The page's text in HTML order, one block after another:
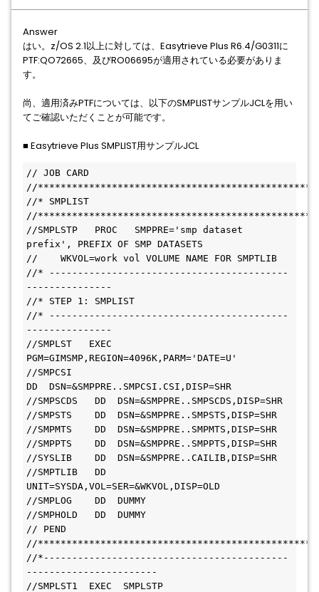
Answer
はい。z/OS 2.1以上に対しては、Easytrieve Plus R6.4/G0311に
PTF:QO72665、及びRO06695が適用されている必要がありま
す。
尚、適用済みPTFについては、以下のSMPLISTサンプルJCLを用い
てご確認いただくことが可能です。
■ Easytrieve Plus SMPLIST用サンプルJCL
// JOB CARD
//
//* SMPLIST
//
//SMPLSTP   PROC   SMPPRE='smp dataset
prefix', PREFIX OF SMP DATASETS
//    WKVOL=work vol VOLUME NAME FOR SMPTLIB
//* ------------------------------------------
---------------
//* STEP 1: SMPLIST
//* ------------------------------------------
---------------
//SMPLST   EXEC
PGM=GIMSMP,REGION=4096K,PARM='DATE=U'
//SMPCSI
DD  DSN=&SMPPRE..SMPCSI.CSI,DISP=SHR
//SMPSCDS   DD  DSN=&SMPPRE..SMPSCDS,DISP=SHR
//SMPSTS    DD  DSN=&SMPPRE..SMPSTS,DISP=SHR
//SMPMTS    DD  DSN=&SMPPRE..SMPMTS,DISP=SHR
//SMPPTS    DD  DSN=&SMPPRE..SMPPTS,DISP=SHR
//SYSLIB    DD  DSN=&SMPPRE..CAILIB,DISP=SHR
//SMPTLIB   DD
UNIT=SYSDA,VOL=SER=&WKVOL,DISP=OLD
//SMPLOG    DD  DUMMY
//SMPHOLD   DD  DUMMY
// PEND
//
//*-------------------------------------------
-----------------------
//SMPLST1  EXEC  SMPLSTP